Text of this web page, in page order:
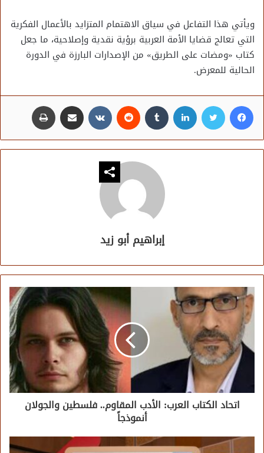
ويأتي هذا التفاعل في سياق الاهتمام المتزايد بالأعمال الفكرية
التي تعالج قضايا الأمة العربية برؤية نقدية وإصلاحية، ما جعل
كتاب «ومضات على الطريق» من الإصدارات البارزة في الدورة
الحالية للمعرض.
فيسبوك تويتر لينكدإن مشاركة عبر البريد
إبراهيم أبو زيد
اتحاد الكتاب العرب: الأدب المقاوم.. فلسطين والجولان
أنموذجاً